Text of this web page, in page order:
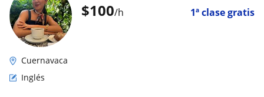
$100/h 1ª clase gratis
Cuernavaca
Inglés